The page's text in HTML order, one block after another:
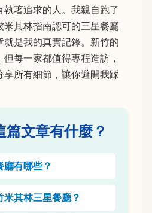
著追求的人。我親自跑了
米其林指南認可的三星餐廳
是我的真實記錄。新竹的
每一家都值得專程造訪，
享所有細節，讓你避開我踩
篇文章有什麼？
廳有哪些？
其林三星餐廳？